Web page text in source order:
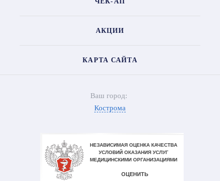
АКЦИИ
КАРТА САЙТА
Ваш город:
Кострома